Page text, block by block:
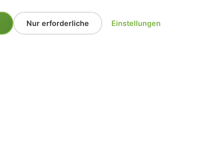
Nur erforderliche Einstellungen